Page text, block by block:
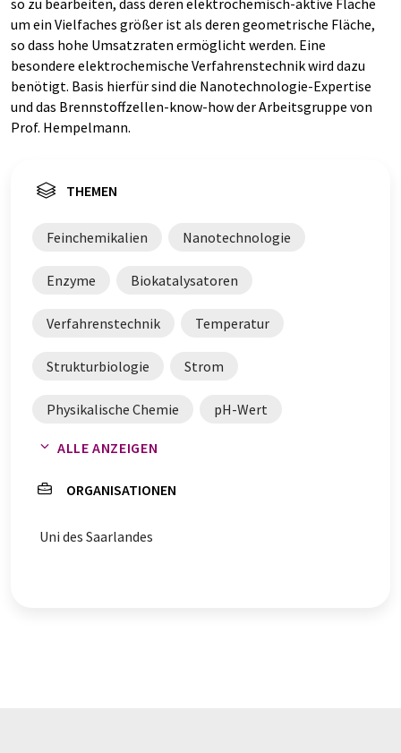
so zu bearbeiten, dass deren elektrochemisch-aktive Fläche
um ein Vielfaches größer ist als deren geometrische Fläche,
so dass hohe Umsatzraten ermöglicht werden. Eine
besondere elektrochemische Verfahrenstechnik wird dazu
benötigt. Basis hierfür sind die Nanotechnologie-Expertise
und das Brennstoffzellen-know-how der Arbeitsgruppe von
Prof. Hempelmann.
THEMEN
Feinchemikalien Nanotechnologie
Enzyme Biokatalysatoren
Verfahrenstechnik Temperatur
Strukturbiologie Strom
Physikalische Chemie pH-Wert
Organische Chemie
Elektroden Dänemark
Brennstoffzellen
ALLE ANZEIGEN
ORGANISATIONEN
Uni des Saarlandes